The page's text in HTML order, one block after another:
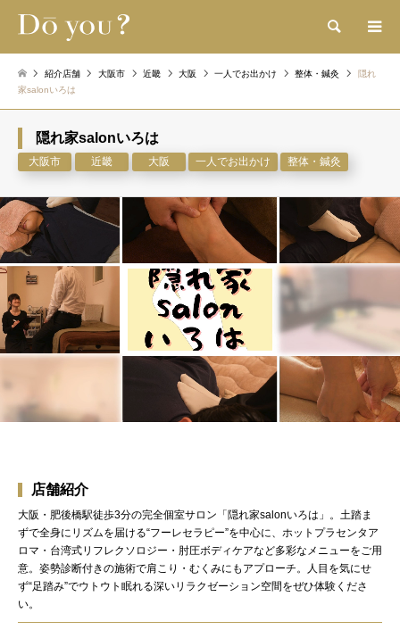
検索
紹介店舗 大阪市 近畿 大阪 一人でお出かけ 整体・鍼灸
隠れ
家salonいろは
隠れ家salonいろは
大阪市 近畿 大阪 一人でお出かけ 整体・鍼灸
店舗紹介
大阪・肥後橋駅徒歩3分の完全個室サロン「隠れ家salonいろは」。土踏ま
ずで全身にリズムを届ける“フーレセラピー”を中心に、ホットプラセンタア
ロマ・台湾式リフレクソロジー・肘圧ボディケアなど多彩なメニューをご用
意。姿勢診断付きの施術で肩こり・むくみにもアプローチ。人目を気にせ
ず“足踏み”でウトウト眠れる深いリラクゼーション空間をぜひ体験くださ
い。